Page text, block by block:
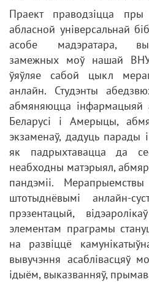
Праект праводзіцца пры
абласной універсальнай
асобе мадэратара,
замежных моў нашай
ўяўляе сабой цыкл
анлайн. Студэнты
абмяняюцца інфармацыяй
Беларусі і Амерыцы,
экзаменаў, дадуць парады
як падрыхтавацца да
неабходны матэрыял,
пандэміі.
штотыднёвымі анлайн-
прэзентацый,
элементам праграмы
на развіццё
вывучэння асаблівасцяў
ідыём, выказванняў,